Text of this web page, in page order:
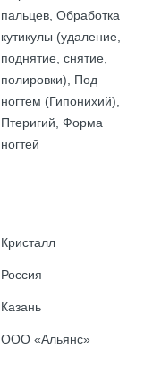
пальцев, Обработка
кутикулы (удаление,
поднятие, снятие,
полировки), Под
ногтем (Гипонихий),
Птеригий, Форма
ногтей
Кристалл
Россия
Казань
ООО «Альянс»